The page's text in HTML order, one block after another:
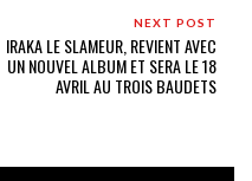
NEXT POST
IRAKA LE SLAMEUR, REVIENT AVEC
UN NOUVEL ALBUM ET SERA LE 18
AVRIL AU TROIS BAUDETS